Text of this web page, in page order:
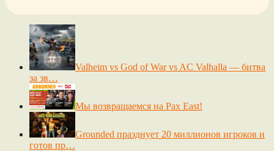
Valheim vs God of War vs AC Valhalla — битва
за зв…
Мы возвращаемся на Pax East!
Grounded празднует 20 миллионов игроков и
готов пр…